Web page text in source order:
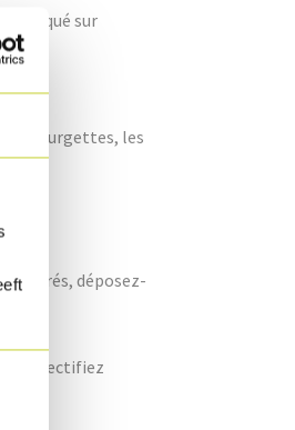
indiqué sur
les courgettes, les
dorés, déposez-
et rectifiez